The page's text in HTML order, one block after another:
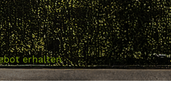
erhalten